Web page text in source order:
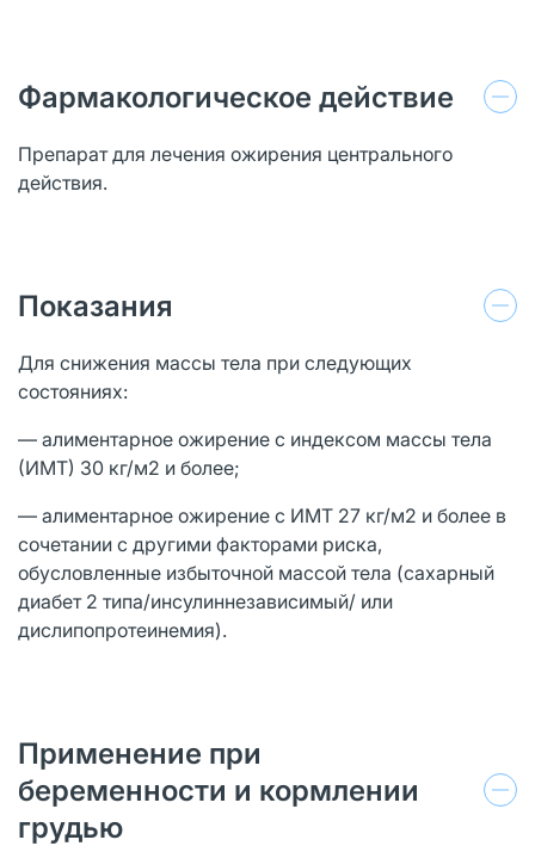
Фармакологическое действие
Препарат для лечения ожирения центрального
действия.
Показания
Для снижения массы тела при следующих
состояниях:
— алиментарное ожирение с индексом массы тела
(ИМТ) 30 кг/м2 и более;
— алиментарное ожирение с ИМТ 27 кг/м2 и более в
сочетании с другими факторами риска,
обусловленные избыточной массой тела (сахарный
диабет 2 типа/инсулиннезависимый/ или
дислипопротеинемия).
Применение при
беременности и кормлении
грудью